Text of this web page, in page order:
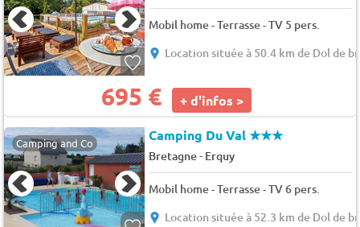
Mobil home - Terrasse - TV 5 pers.
Location située à 50.4 km de Dol de
695 € + d'infos >
Camping and Co Camping Du Val★★★
Bretagne- Erquy
Mobil home - Terrasse - TV 6 pers.
Location située à 52.3 km de Dol de